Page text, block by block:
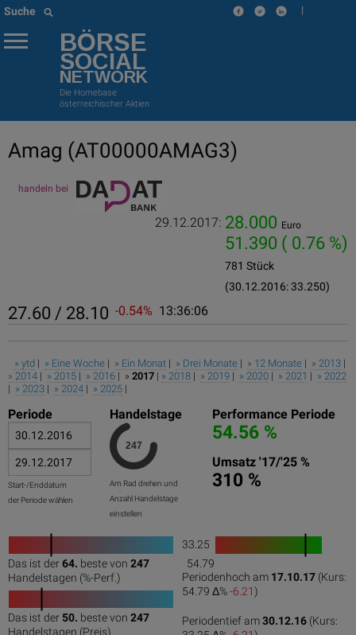
Suche |
BÖRSE
SOCIAL
NETWORK
Die Homebase
österreichischer Aktien
Amag (AT00000AMAG3)
handeln bei
29.12.2017: 28.000 Euro
51.390 ( 0.76 %)
781 Stück
(30.12.2016: 33.250)
27.60 / 28.10 -0.54% 13:36:06
» ytd | » Eine Woche | » Ein Monat | » Drei Monate | » 12 Monate | » 2013 |
» 2014 | » 2015 | » 2016 | » 2017 | » 2018 | » 2019 | » 2020 | » 2021 | » 2022
| » 2023 | » 2024 | » 2025 |
Periode
Start-/Enddatum
der Periode wählen
Handelstage
Am Rad drehen und
Anzahl Handelstage
einstellen
Performance Periode
54.56 %
Umsatz '17/'25 %
310 %
Das ist der64. beste von 247
Handelstagen (%-Perf.)
Das ist der 50. beste von 247
Handelstagen (Preis)
33.25
1
0 100
54.79
Periodenhoch am 17.10.17 (Kurs:
54.79 Δ%-6.21)
Periodentief am30.12.16 (Kurs: